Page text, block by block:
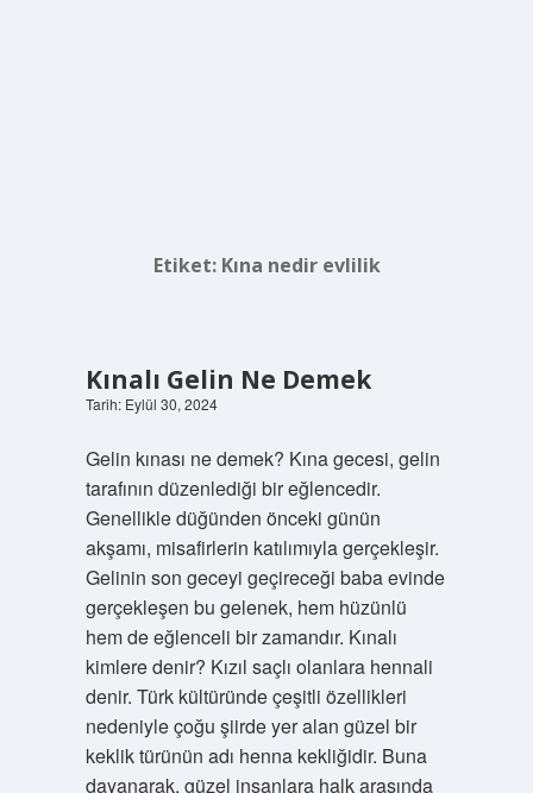
Etiket: Kına nedir evlilik
Kınalı Gelin Ne Demek
Tarih: Eylül 30, 2024
Gelin kınası ne demek? Kına gecesi, gelin
tarafının düzenlediği bir eğlencedir.
Genellikle düğünden önceki günün
akşamı, misafirlerin katılımıyla gerçekleşir.
Gelinin son geceyi geçireceği baba evinde
gerçekleşen bu gelenek, hem hüzünlü
hem de eğlenceli bir zamandır. Kınalı
kimlere denir? Kızıl saçlı olanlara hennali
denir. Türk kültüründe çeşitli özellikleri
nedeniyle çoğu şiirde yer alan güzel bir
keklik türünün adı henna kekliğidir. Buna
dayanarak, güzel insanlara halk arasında